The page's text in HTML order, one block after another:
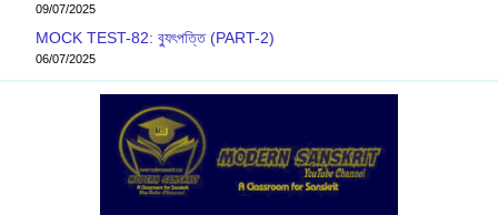
09/07/2025
MOCK TEST-82: ব‍্যুৎপত্তি (PART-2)
06/07/2025